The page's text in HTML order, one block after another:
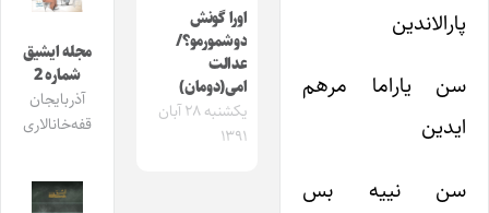
پارالاندین
سن یاراما مرهم
ایدین
سن نییه بس
اورا گونش
دوشمورمو؟/
عدالت
امی(دومان)
یکشنبه ۲۸ آبان
۱۳۹۱
مجله ایشیق
شماره 2
آذربایجان
قفه‌خانالاری